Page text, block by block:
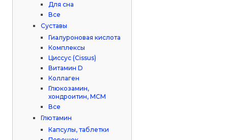
Для сна
Все
Суставы
Гиалуроновая кислота
Комплексы
Циссус (Cissus)
Витамин D
Коллаген
Глюкозамин,
хондроитин, МСМ
Все
Глютамин
Капсулы, таблетки